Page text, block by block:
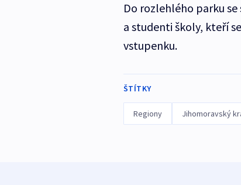
Do rozlehlého parku
a studenti školy, kteří
vstupenku.
ŠTÍTKY
Regiony Jihomoravský